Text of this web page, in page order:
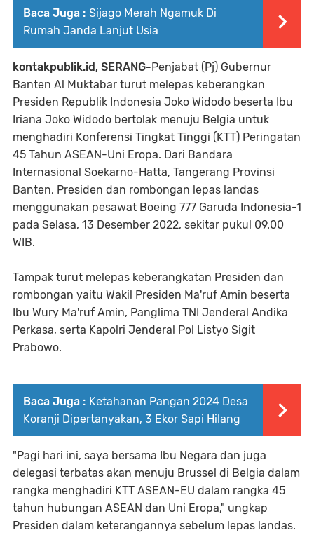
Baca Juga : Sijago Merah Ngamuk Di
Rumah Janda Lanjut Usia
kontakpublik.id, SERANG-Penjabat (Pj) Gubernur
Banten Al Muktabar turut melepas keberangkan
Presiden Republik Indonesia Joko Widodo beserta Ibu
Iriana Joko Widodo bertolak menuju Belgia untuk
menghadiri Konferensi Tingkat Tinggi (KTT) Peringatan
45 Tahun ASEAN-Uni Eropa. Dari Bandara
Internasional Soekarno-Hatta, Tangerang Provinsi
Banten, Presiden dan rombongan lepas landas
menggunakan pesawat Boeing 777 Garuda Indonesia-1
pada Selasa, 13 Desember 2022, sekitar pukul 09.00
WIB.
Tampak turut melepas keberangkatan Presiden dan
rombongan yaitu Wakil Presiden Ma'ruf Amin beserta
Ibu Wury Ma'ruf Amin, Panglima TNI Jenderal Andika
Perkasa, serta Kapolri Jenderal Pol Listyo Sigit
Prabowo.
Baca Juga : Ketahanan Pangan 2024 Desa
Koranji Dipertanyakan, 3 Ekor Sapi Hilang
"Pagi hari ini, saya bersama Ibu Negara dan juga
delegasi terbatas akan menuju Brussel di Belgia dalam
rangka menghadiri KTT ASEAN-EU dalam rangka 45
tahun hubungan ASEAN dan Uni Eropa," ungkap
Presiden dalam keterangannya sebelum lepas landas.